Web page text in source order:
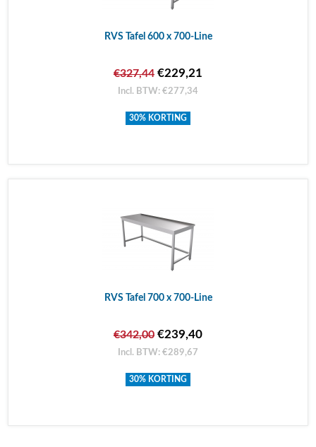
RVS Tafel 600 x 700-Line
€327,44 €229,21
Incl. BTW: €277,34
30% KORTING
RVS Tafel 700 x 700-Line
€342,00 €239,40
Incl. BTW: €289,67
30% KORTING